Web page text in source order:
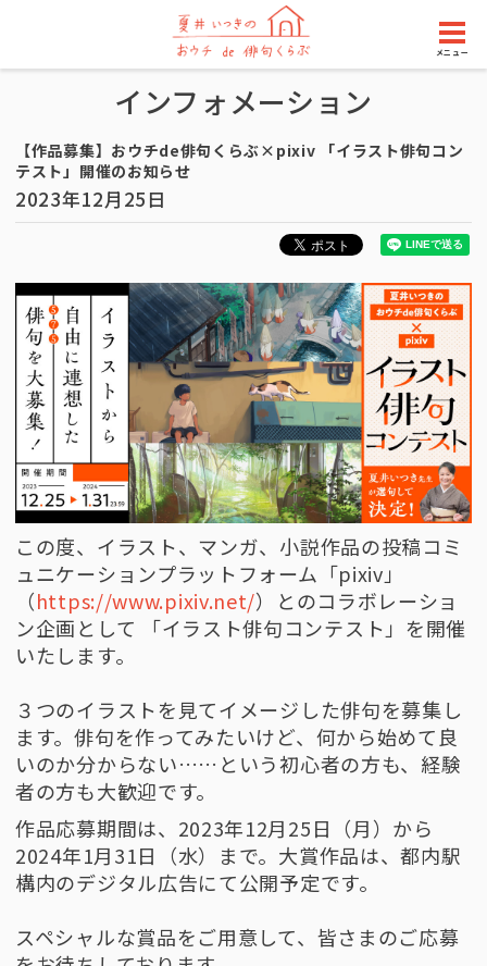
メニュー
インフォメーション
【作品募集】おウチde俳句くらぶ×pixiv 「イラスト俳句コン
テスト」開催のお知らせ
2023年12月25日
この度、イラスト、マンガ、小説作品の投稿コミ
ュニケーションプラットフォーム「pixiv」
（https://www.pixiv.net/）とのコラボレーショ
ン企画として 「イラスト俳句コンテスト」を開催
いたします。
３つのイラストを見てイメージした俳句を募集し
ます。俳句を作ってみたいけど、何から始めて良
いのか分からない……という初心者の方も、経験
者の方も大歓迎です。
作品応募期間は、2023年12月25日（月）から
2024年1月31日（水）まで。大賞作品は、都内駅
構内のデジタル広告にて公開予定です。
スペシャルな賞品をご用意して、皆さまのご応募